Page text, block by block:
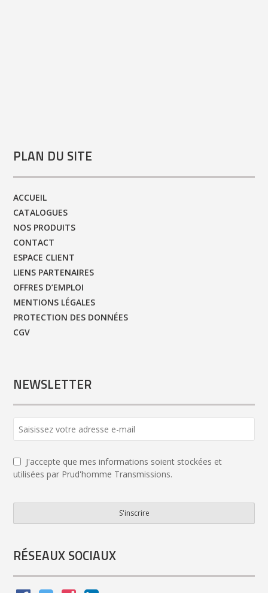
PLAN DU SITE
ACCUEIL
CATALOGUES
NOS PRODUITS
CONTACT
ESPACE CLIENT
LIENS PARTENAIRES
OFFRES D’EMPLOI
MENTIONS LÉGALES
PROTECTION DES DONNÉES
CGV
NEWSLETTER
J'accepte que mes informations soient stockées et
utilisées par Prud'homme Transmissions.
S'inscrire
RÉSEAUX SOCIAUX